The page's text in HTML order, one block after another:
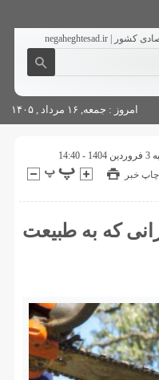
دولتی چاپ شناسنامه سایت
امروز : جمعه, ۱۶ مرداد , ۱۴۰۵
چاپ خبر
که به طبیعت